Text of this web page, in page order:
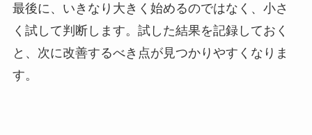
最後に、いきなり大きく始めるのではなく、小さ
く試して判断します。試した結果を記録しておく
と、次に改善するべき点が見つかりやすくなりま
す。